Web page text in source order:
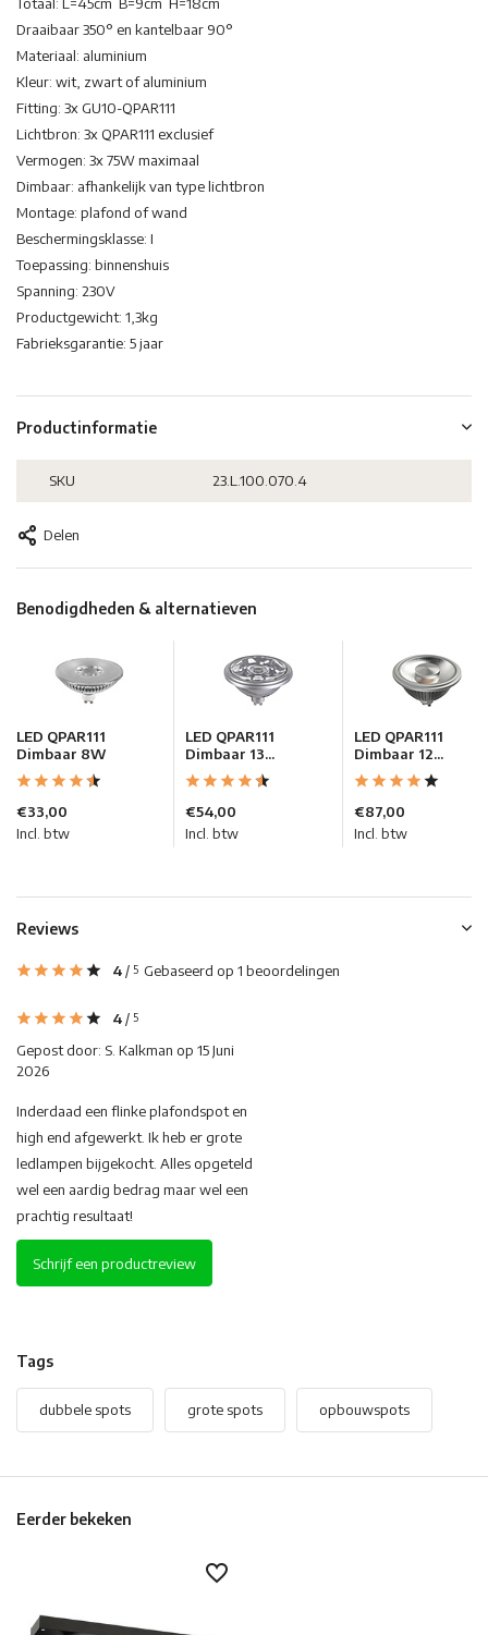
Totaal: L=45cm B=9cm H=18cm
Draaibaar 350° en kantelbaar 90°
Materiaal: aluminium
Kleur: wit, zwart of aluminium
Fitting: 3x GU10-QPAR111
Lichtbron: 3x QPAR111 exclusief
Vermogen: 3x 75W maximaal
Dimbaar: afhankelijk van type lichtbron
Montage: plafond of wand
Beschermingsklasse: I
Toepassing: binnenshuis
Spanning: 230V
Productgewicht: 1,3kg
Fabrieksgarantie: 5 jaar
Productinformatie
SKU 23.L.100.070.4
Delen
Benodigdheden & alternatieven
LED QPAR111
Dimbaar 8W
€33,00
Incl. btw
LED QPAR111
Dimbaar 13...
€54,00
Incl. btw
LED QPAR111
Dimbaar 12...
€87,00
Incl. btw
Reviews
4/ 5 Gebaseerd op 1 beoordelingen
4/ 5
Gepost door: S. Kalkman op 15 Juni
2026
Inderdaad een flinke plafondspot en
high end afgewerkt. Ik heb er grote
ledlampen bijgekocht. Alles opgeteld
wel een aardig bedrag maar wel een
prachtig resultaat!
Schrijf een productreview
Tags
dubbele spots grote spots opbouwspots
Eerder bekeken